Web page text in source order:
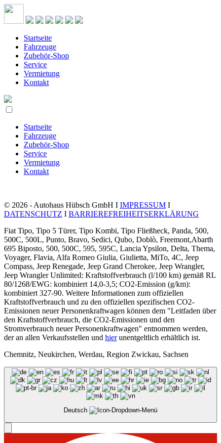
Startseite
Fahrzeuge
Zubehör-Shop
Service
Vermietung
Kontakt
Startseite
Fahrzeuge
Zubehör-Shop
Service
Vermietung
Kontakt
© 2026 - Autohaus Hübsch GmbH I IMPRESSUM I
DATENSCHUTZ I BARRIEREFREIHEITSERKLÄRUNG
Fiat Tipo, Tipo 5 Türer, Tipo Kombi, Tipo Fließheck, Panda, 500,
500C, 500L, Punto, Bravo, Sedici, Qubo, Doblò, Freemont,Abarth
695 Biposto, 500, 500C, 595, 595C, Lancia Ypsilon, Delta, Thema,
Voyager, Flavia, Alfa Romeo Giulia, Giulietta, MiTo, 4C, Jeep
Compass, Jeep Renegade, Jeep Grand Cherokee, Jeep Wrangler,
Jeep Wrangler Unlimited: Kraftstoffverbrauch (l/100 km) gemäß RL
80/1268/EWG: kombiniert 14,0-3,5; CO2-Emission (g/km):
kombiniert 327-90. Weitere Informationen zum offiziellen
Kraftstoffverbrauch und zu den offiziellen spezifischen CO2-
Emissionen neuer Personenkraftwagen können dem "Leitfaden über
den Kraftstoffverbrauch, die CO2-Emissionen und den
Stromverbrauch neuer Personenkraftwagen" entnommen werden,
der an allen Verkaufsstellen und hierunentgeltlich erhältlich ist.
Chemnitz, Neukirchen, Werdau, Region Zwickau, Sachsen
Deutsch